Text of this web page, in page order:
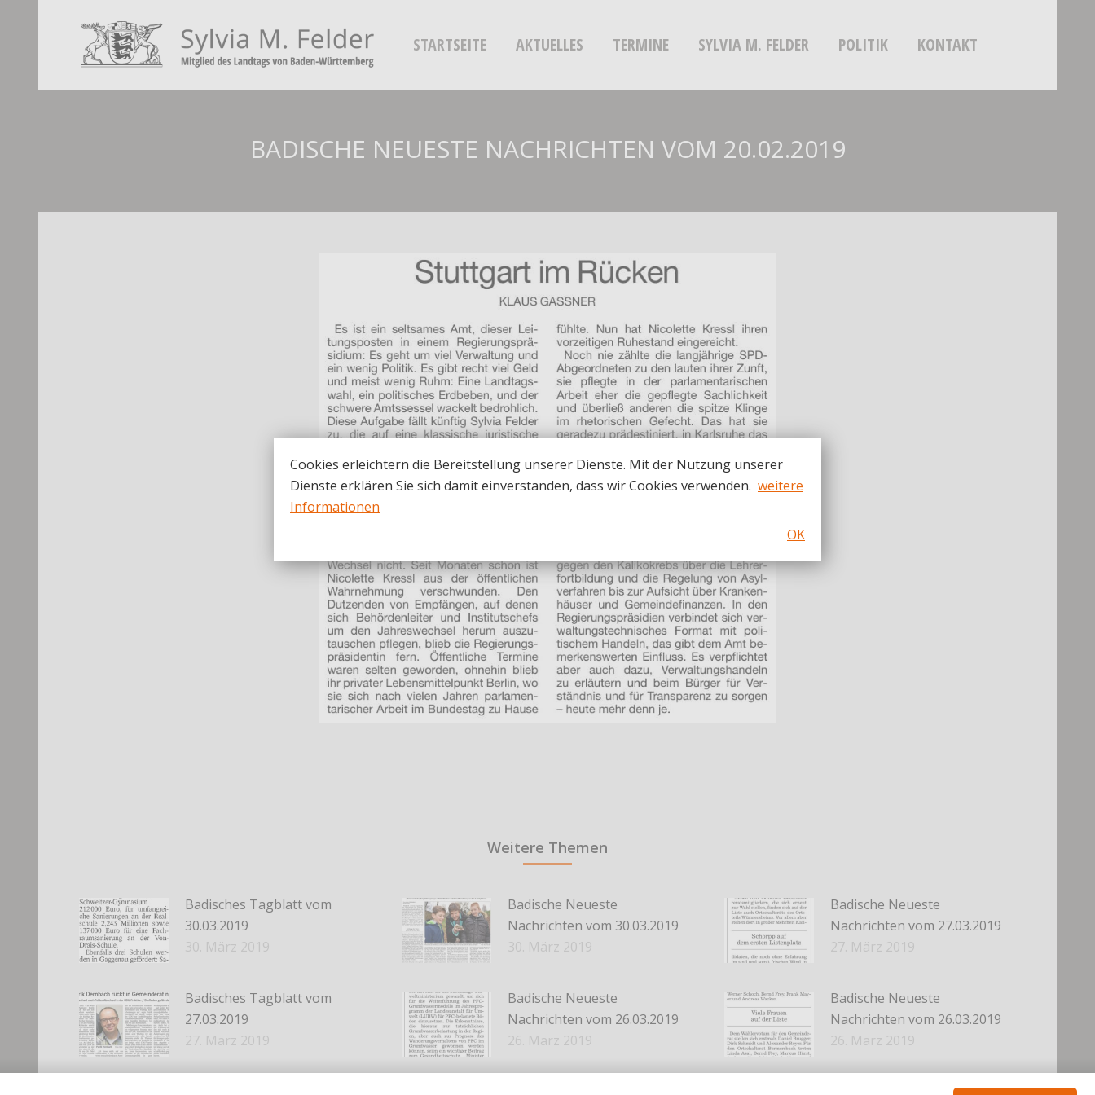
STARTSEITE AKTUELLES TERMINE SYLVIA M. FELDER POLITIK KONTAKT
BADISCHE NEUESTE NACHRICHTEN VOM 20.02.2019
Weitere Themen
Badisches Tagblatt vom
30.03.2019
30. März 2019
Badische Neueste
Nachrichten vom 30.03.2019
30. März 2019
Badische Neueste
Nachrichten vom 27.03.2019
27. März 2019
Badisches Tagblatt vom
27.03.2019
27. März 2019
Badische Neueste
Nachrichten vom 26.03.2019
26. März 2019
Badische Neueste
Nachrichten vom 26.03.2019
26. März 2019
Cookies erleichtern die Bereitstellung unserer Dienste. Mit der Nutzung unserer
Dienste erklären Sie sich damit einverstanden, dass wir Cookies verwenden. weitere
Informationen
OK